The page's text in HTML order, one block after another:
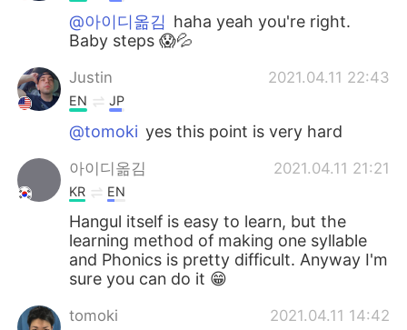
Português
@아이디옮김 haha yeah you're right.
Baby steps 😱💦
Justin 2021.04.11 22:43
EN JP
@tomoki yes this point is very hard
아이디옮김 2021.04.11 21:21
KR EN
Hangul itself is easy to learn, but the
learning method of making one syllable
and Phonics is pretty difficult. Anyway I'm
sure you can do it 😁
tomoki 2021.04.11 14:42